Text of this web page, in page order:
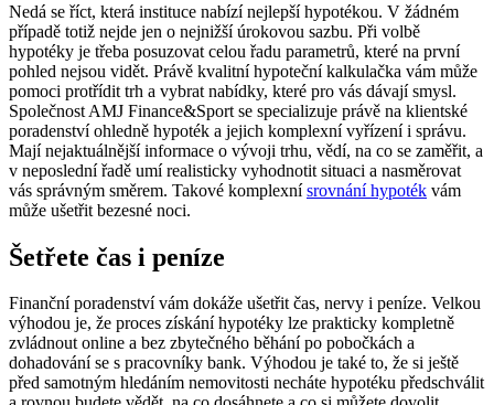
Nedá se říct, která instituce nabízí nejlepší hypotékou. V žádném
případě totiž nejde jen o nejnižší úrokovou sazbu. Při volbě
hypotéky je třeba posuzovat celou řadu parametrů, které na první
pohled nejsou vidět. Právě kvalitní hypoteční kalkulačka vám může
pomoci protřídit trh a vybrat nabídky, které pro vás dávají smysl.
Společnost AMJ Finance&Sport se specializuje právě na klientské
poradenství ohledně hypoték a jejich komplexní vyřízení i správu.
Mají nejaktuálnější informace o vývoji trhu, vědí, na co se zaměřit, a
v neposlední řadě umí realisticky vyhodnotit situaci a nasměrovat
vás správným směrem. Takové komplexnísrovnání hypoték vám
může ušetřit bezesné noci.
Šetřete čas i peníze
Finanční poradenství vám dokáže ušetřit čas, nervy i peníze. Velkou
výhodou je, že proces získání hypotéky lze prakticky kompletně
zvládnout online a bez zbytečného běhání po pobočkách a
dohadování se s pracovníky bank. Výhodou je také to, že si ještě
před samotným hledáním nemovitosti necháte hypotéku předschválit